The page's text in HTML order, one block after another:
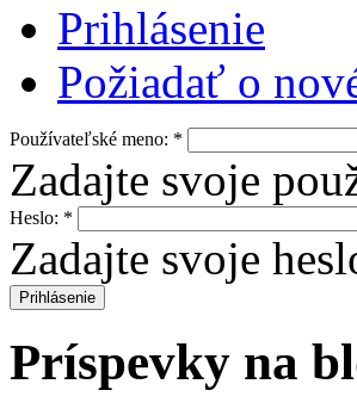
Prihlásenie
Požiadať o
Používateľské meno: *
Zadajte svoje
Heslo: *
Zadajte svoje
Príspevky na